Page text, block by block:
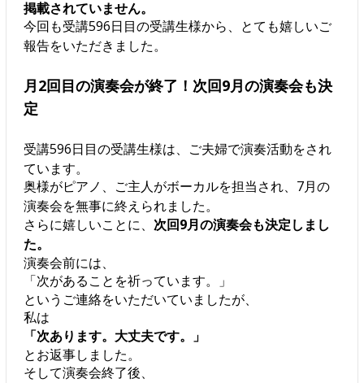
掲載されていません。
今回も受講596日目の受講生様から、とても嬉しいご
報告をいただきました。
月2回目の演奏会が終了！次回9月の演奏会も決
定
受講596日目の受講生様は、ご夫婦で演奏活動をされ
ています。
奥様がピアノ、ご主人がボーカルを担当され、7月の
演奏会を無事に終えられました。
さらに嬉しいことに、 次回9月の演奏会も決定しまし
た。
演奏会前には、
「次があることを祈っています。」
というご連絡をいただいていましたが、
私は
「次あります。大丈夫です。」
とお返事しました。
そして演奏会終了後、